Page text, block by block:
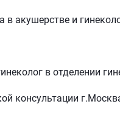
акушерстве и
в отделении
консультации